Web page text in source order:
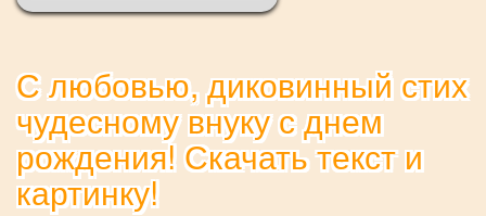
С любовью, диковинный стих
чудесному внуку с днем
рождения! Скачать текст и
картинку!